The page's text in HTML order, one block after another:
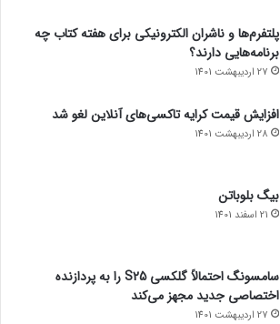
پلتفرم‌ها و ناشران الکترونیکی برای هفته کتاب چه
برنامه‌هایی دارند؟
27 اردیبهشت 1401
افزایش قیمت کرایه تاکسی‌های آنلاین لغو شد
28 اردیبهشت 1401
بیگ بلوباتن
21 اسفند 1401
سامسونگ احتمالاً گلکسی S25 را به پردازنده
اختصاصی جدید مجهز می‌کند
27 اردیبهشت 1401